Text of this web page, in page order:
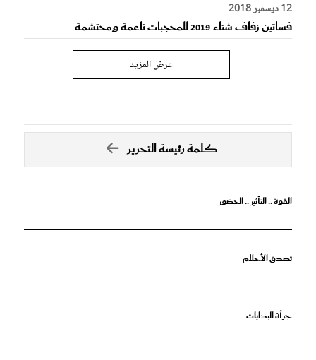
12 ديسمبر 2018
فساتين زفاف شتاء 2019 للمحجبات ناعمة ومحتشمة
عرض المزيد
كلمة رئيسة التحرير
القوة .. التأثير .. الحضور
تصدق الأحلام
جرأة البدايات